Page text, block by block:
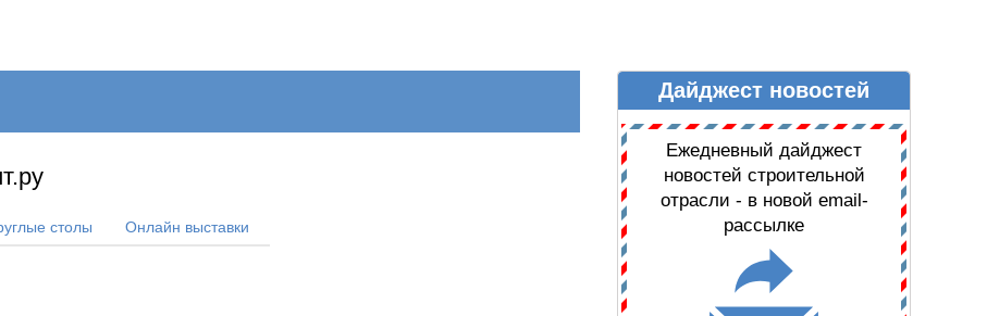
ДАЙДЖЕСТ НОВОСТЕЙ
столы Онлайн выставки
Дайджест новостей
Ежедневный дайджест
новостей строительной
отрасли - в новой email-
рассылке